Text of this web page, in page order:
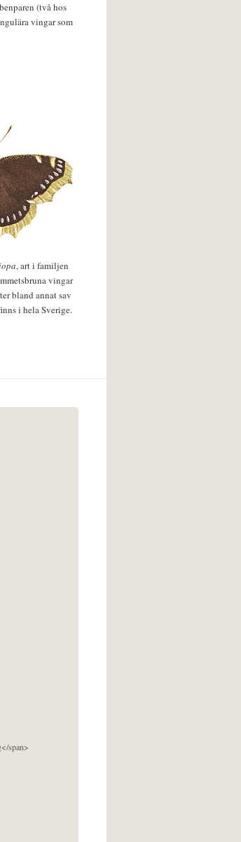
(två hos
vingar som
, art i familjen
vingar
bland annat sav
i hela Sverige.
span>